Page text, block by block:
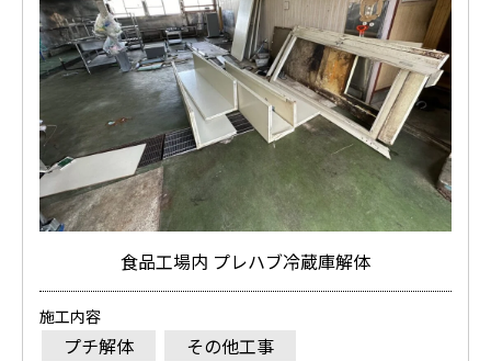
食品工場内 プレハブ冷蔵庫解体
施工内容
プチ解体 その他工事